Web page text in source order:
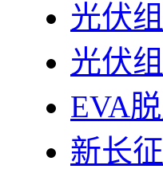
光伏
光伏
EVA
新长